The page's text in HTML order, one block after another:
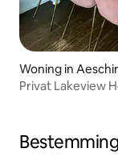
Woning in
Privat Lakeview